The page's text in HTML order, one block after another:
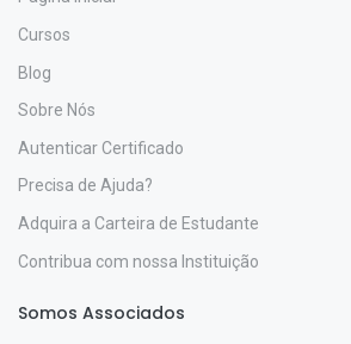
Cursos
Blog
Sobre Nós
Autenticar Certificado
Precisa de Ajuda?
Adquira a Carteira de Estudante
Contribua com nossa Instituição
Somos Associados